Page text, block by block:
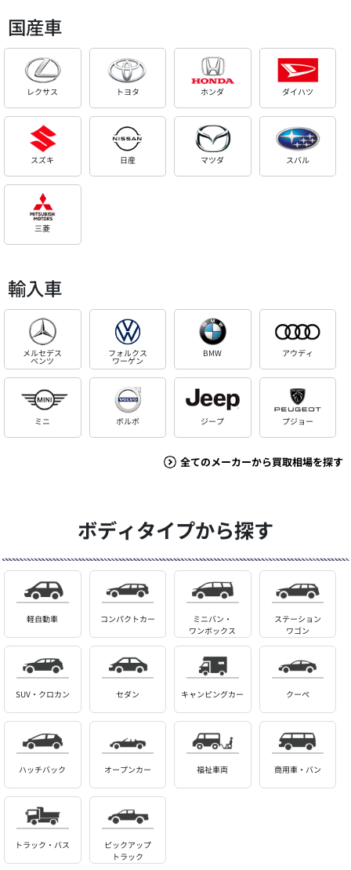
国産車
レクサス トヨタ ホンダ ダイハツ
スズキ 日産 マツダ スバル
三菱
輸入車
メルセデス
ベンツ
フォルクス
ワーゲン
BMW アウディ
ミニ ボルボ ジープ プジョー
全てのメーカーから買取相場を探す
ボディタイプから探す
軽自動車 コンパクトカー
ミニバン・
ワンボックス
ステーション
ワゴン
SUV・クロカン セダン キャンピングカー クーペ
ハッチバック オープンカー 福祉車両 商用車・バン
トラック・バス
ピックアップ
トラック